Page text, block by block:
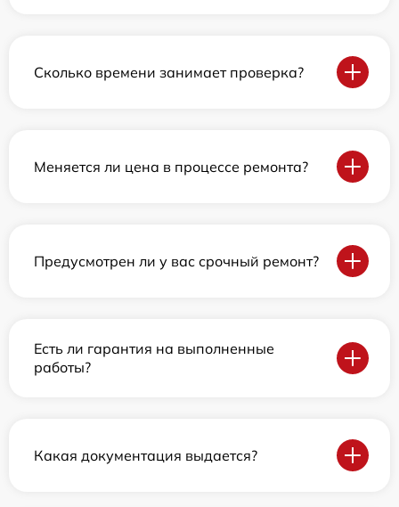
Сколько времени занимает проверка?
Меняется ли цена в процессе ремонта?
Предусмотрен ли у вас срочный ремонт?
Есть ли гарантия на выполненные
работы?
Какая документация выдается?